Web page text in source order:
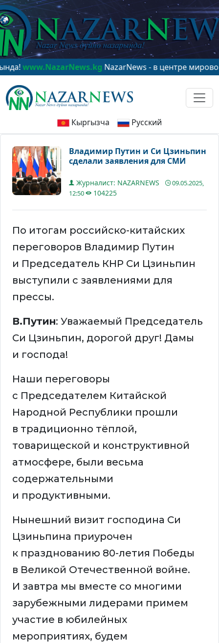
NazarNews - в центре мирового
Кыргызча Русский
Владимир Путин и Си Цзиньпин
сделали заявления для СМИ
Журналист: NAZARNEWS
09.05.2025,
12:50
104225
По итогам российско-китайских
переговоров Владимир Путин
и Председатель КНР Си Цзиньпин
выступили с заявлениями для
прессы.
В.Путин: Уважаемый Председатель
Си Цзиньпин, дорогой друг! Дамы
и господа!
Наши переговоры
с Председателем Китайской
Народной Республики прошли
в традиционно тёплой,
товарищеской и конструктивной
атмосфере, были весьма
содержательными
и продуктивными.
Нынешний визит господина Си
Цзиньпина приурочен
к празднованию 80-летия Победы
в Великой Отечественной войне.
И завтра мы вместе со многими
зарубежными лидерами примем
участие в юбилейных
мероприятиях, будем